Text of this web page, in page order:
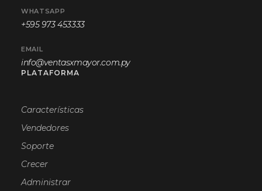
WHATSAPP
+595 973 453333
EMAIL
info@ventasxmayor.com.py
PLATAFORMA
Características
Vendedores
Soporte
Crecer
Administrar